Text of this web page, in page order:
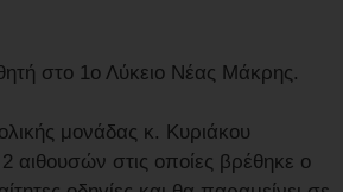
στο 1ο Λύκειο Νέας Μάκρης.
μονάδας κ. Κυριάκου
αιθουσών στις οποίες βρέθηκε ο